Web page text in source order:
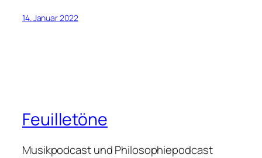
14. Januar 2022
Feuilletöne
Musikpodcast und Philosophiepodcast